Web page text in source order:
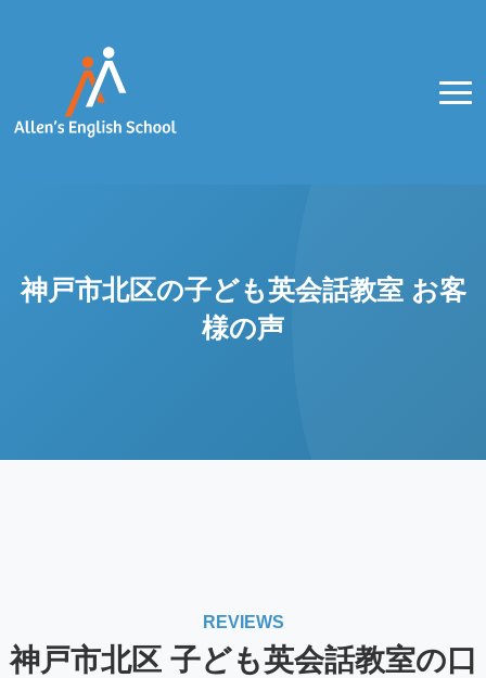
神戸市北区の子ども英会話教室 お客
様の声
REVIEWS
神戸市北区 子ども英会話教室の口